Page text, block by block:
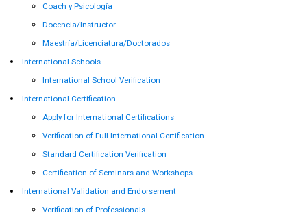
Coach y Psicología
Docencia/Instructor
Maestría/Licenciatura/Doctorados
International Schools
International School Verification
International Certification
Apply for International Certifications
Verification of Full International Certification
Standard Certification Verification
Certification of Seminars and Workshops
International Validation and Endorsement
Verification of Professionals